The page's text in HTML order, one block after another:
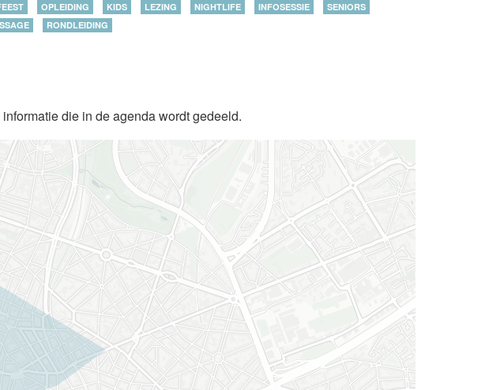
OPLEIDING KIDS LEZING NIGHTLIFE INFOSESSIE
SENIORS
RONDLEIDING
die in de agenda wordt gedeeld.